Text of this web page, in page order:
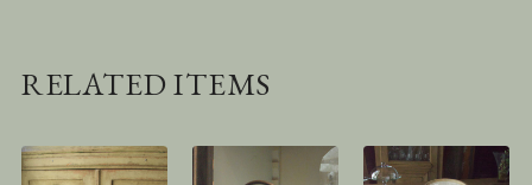
RELATED ITEMS